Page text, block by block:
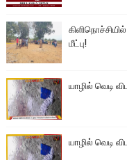
மீட்பு!
யாழில் வெடி
யாழில் வெடி